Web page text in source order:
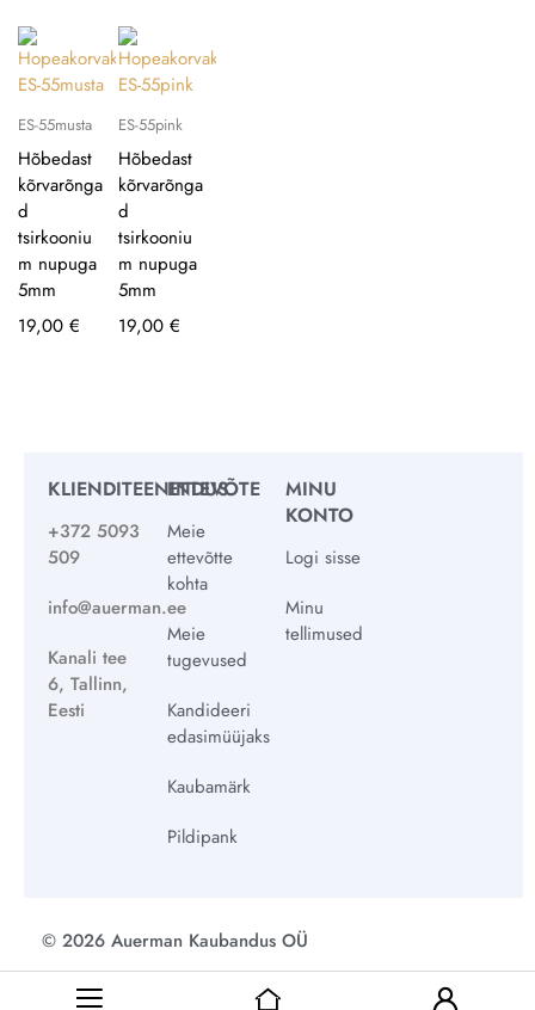
ES-55musta
Hõbedast
kõrvarõnga
d
tsirkooniu
m nupuga
5mm
19,00 €
ES-55pink
Hõbedast
kõrvarõnga
d
tsirkooniu
m nupuga
5mm
19,00 €
KLIENDITEENINDUS
+372 5093
509
info@auerman.ee
Kanali tee
6, Tallinn,
Eesti
ETTEVÕTE
Meie
ettevõtte
kohta
Meie
tugevused
Kandideeri
edasimüüjaks
Kaubamärk
Pildipank
MINU
KONTO
Logi sisse
Minu
tellimused
© 2026 Auerman Kaubandus OÜ